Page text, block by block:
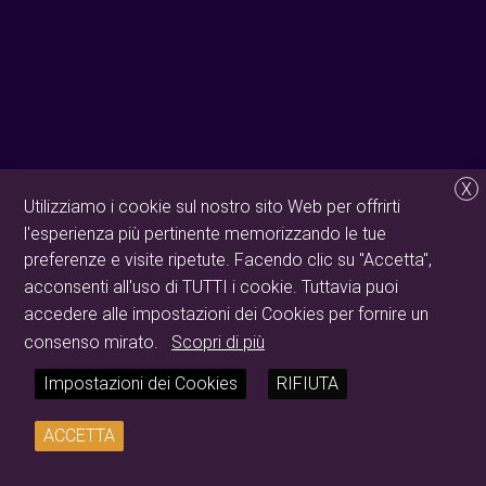
X
Utilizziamo i cookie sul nostro sito Web per offrirti
l'esperienza più pertinente memorizzando le tue
preferenze e visite ripetute. Facendo clic su "Accetta",
acconsenti all'uso di TUTTI i cookie. Tuttavia puoi
accedere alle impostazioni dei Cookies per fornire un
consenso mirato.
Scopri di più
Impostazioni dei Cookies
RIFIUTA
ACCETTA